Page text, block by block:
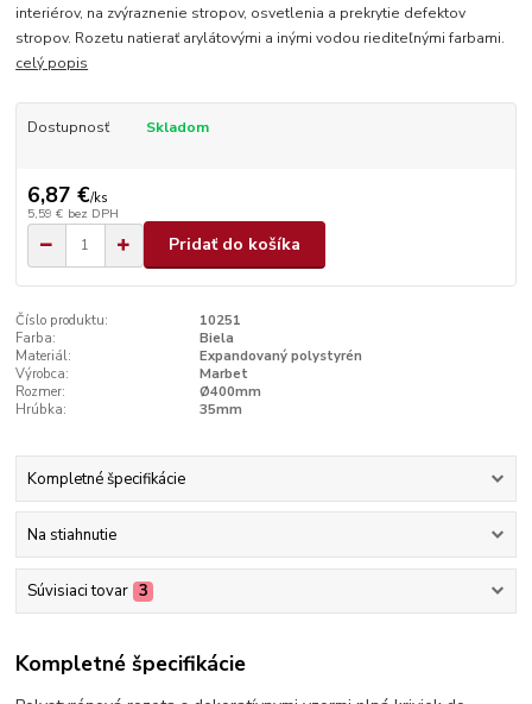
interiérov, na zvýraznenie stropov, osvetlenia a prekrytie defektov
stropov. Rozetu natierať arylátovými a inými vodou riediteľnými farbami.
celý popis
Dostupnosť Skladom
6,87 €/ks
5,59 € bez DPH
Pridať do košíka
Číslo produktu:
10251
Farba:
Biela
Materiál:
Expandovaný polystyrén
Výrobca:
Marbet
Rozmer:
Ø400mm
Hrúbka:
35mm
Kompletné špecifikácie
Na stiahnutie
Súvisiaci tovar 3
Kompletné špecifikácie